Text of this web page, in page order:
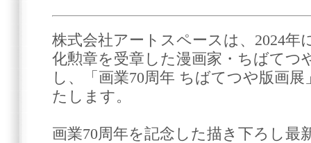
株式会社アートスペースは、2024年
化勲章を受章した漫画家・ちばてつ
し、「画業70周年 ちばてつや版画
たします。
画業70周年を記念した描き下ろし最